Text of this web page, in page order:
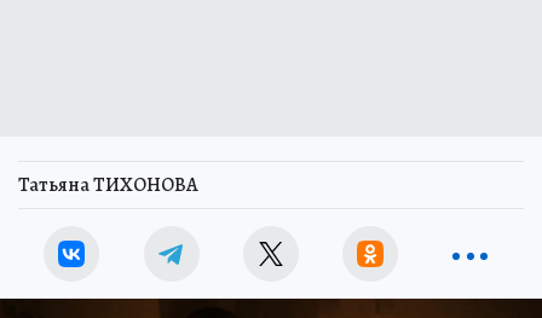
Татьяна ТИХОНОВА